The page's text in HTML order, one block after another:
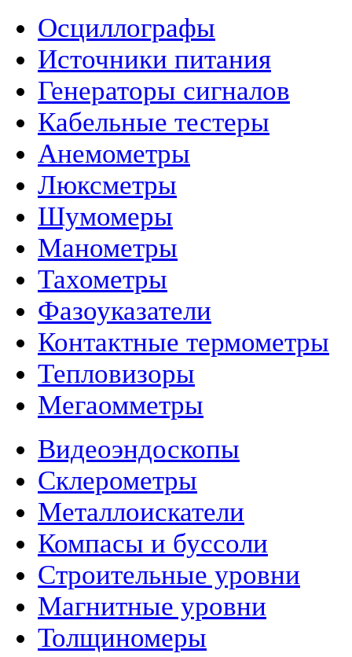
Осциллографы
Источники питания
Генераторы сигналов
Кабельные тестеры
Анемометры
Люксметры
Шумомеры
Манометры
Тахометры
Фазоуказатели
Контактные термометры
Тепловизоры
Мегаомметры
Видеоэндоскопы
Склерометры
Металлоискатели
Компасы и буссоли
Строительные уровни
Магнитные уровни
Толщиномеры